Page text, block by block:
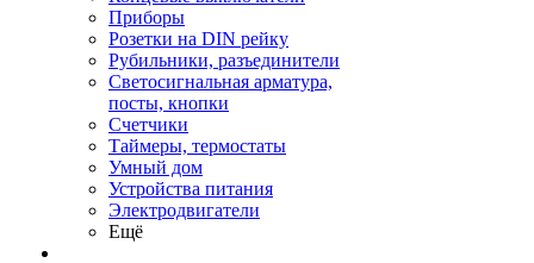
Приборы
Розетки на DIN рейку
Рубильники, разъединители
Светосигнальная арматура,
посты, кнопки
Счетчики
Таймеры, термостаты
Умный дом
Устройства питания
Электродвигатели
Ещё